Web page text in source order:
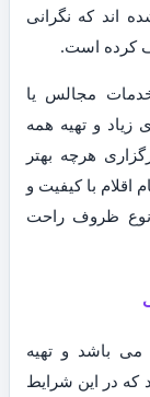
که نگرانی
کرده است.
مجالس یا
زیاد و تهیه همه
هرچه بهتر
با کیفیت و
نوع ظروف راحت
می باشد و تهیه
که در این شرایط